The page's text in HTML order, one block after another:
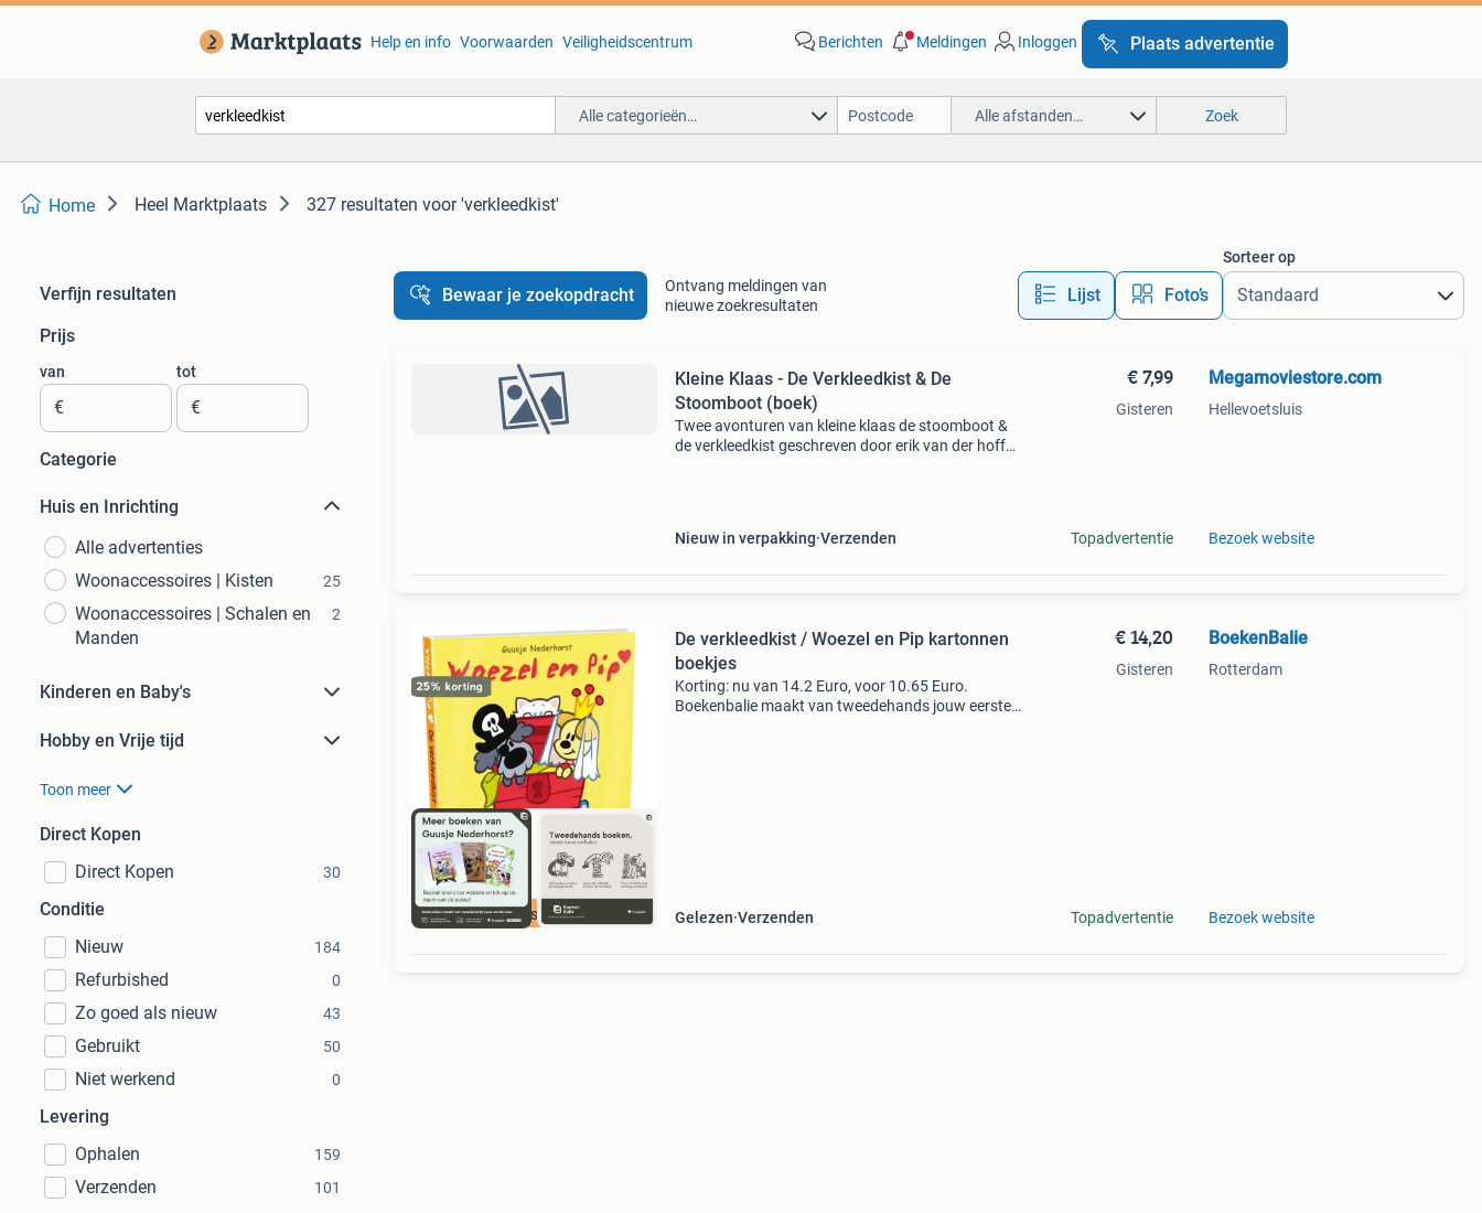
Help en info Voorwaarden Veiligheidscentrum Berichten Meldingen Inloggen Plaats advertentie
Alle categorieën… Alle afstanden… Zoek
Home Heel Marktplaats 327 resultaten voor 'verkleedkist'
Verfijn resultaten
Prijs
van
€
tot
€
Categorie
Huis en Inrichting
Alle advertenties
Woonaccessoires | Kisten
25
Woonaccessoires | Schalen en
Manden
2
Kinderen en Baby's
Hobby en Vrije tijd
Toon meer
Direct Kopen
Direct Kopen
30
Conditie
Nieuw
184
Refurbished 0
Zo goed als nieuw 43
Gebruikt 50
Niet werkend 0
Levering
Ophalen
159
Verzenden 101
Bewaar je zoekopdracht
Ontvang meldingen van
nieuwe zoekresultaten
Lijst Foto’s
Sorteer op
Kleine Klaas - De Verkleedkist & De
Stoomboot (boek)
Twee avonturen van kleine klaas de stoomboot &
de verkleedkist geschreven door erik van der hoff
Nieuw in verpakking Verzenden
€ 7,99
Gisteren
Topadvertentie
Megamoviestore.com
Hellevoetsluis
Bezoek website
Scherpste prijs
De verkleedkist / Woezel en Pip kartonnen
boekjes
Korting: nu van 14.2 Euro, voor 10.65 Euro.
Boekenbalie maakt van tweedehands jouw eerste
Gelezen Verzenden
€ 14,20
Gisteren
Topadvertentie
BoekenBalie
Rotterdam
Bezoek website